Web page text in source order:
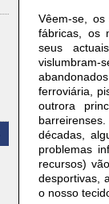
Vêem-se,
fábricas, os
seus
vislumbram-
ferroviária,
outrora
décadas,
problemas
recursos)
desportivas,
o nosso